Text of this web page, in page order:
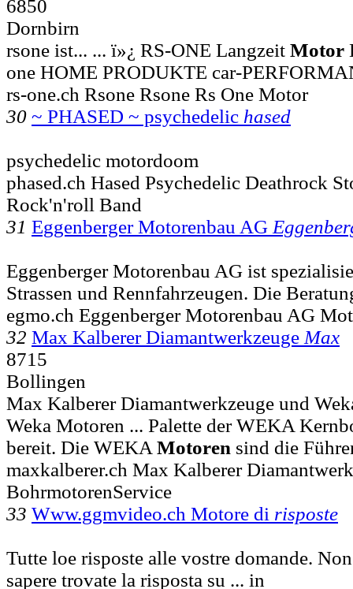
6850
Dornbirn
rsone ist... ... ï»¿ RS-ONE Langzeit Motor
one HOME PRODUKTE car-
rs-one.ch Rsone Rsone Rs One Motor
30 ~ PHASED ~ psychedelic hased
psychedelic motordoom
phased.ch Hased Psychedelic Deathrock
Rock'n'roll Band
31 Eggenberger Motorenbau AG
Eggenberger Motorenbau AG ist
Strassen und Rennfahrzeugen. Die
egmo.ch Eggenberger Motorenbau AG
32 Max Kalberer Diamantwerkzeuge Max
8715
Bollingen
Max Kalberer Diamantwerkzeuge und
Weka Motoren ... Palette der WEKA
bereit. Die WEKA Motoren sind die
maxkalberer.ch Max Kalberer
BohrmotorenService
33 Www.ggmvideo.ch Motore di risposte
Tutte loe risposte alle vostre domande.
sapere trovate la risposta su ... in